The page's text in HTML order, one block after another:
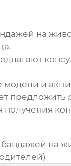
на
модели и
предложить
бандажей на